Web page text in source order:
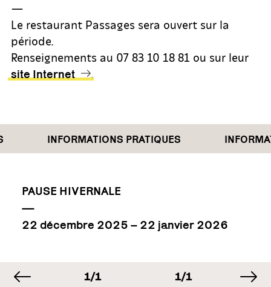
—
Le restaurant Passages sera ouvert sur la
période.
Renseignements au 07 83 10 18 81 ou sur leur
site Internet .
INFORMATIONS PRATIQUES
PAUSE HIVERNALE
—
22 décembre 2025 – 22 janvier 2026
image précédente
IMAGE
1/1 IMAGE
1/1